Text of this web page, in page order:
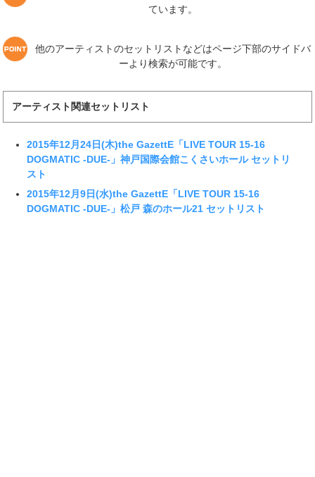
ています。
他のアーティストのセットリストなどはページ下部のサイドバ
ーより検索が可能です。
アーティスト関連セットリスト
2015年12月24日(木)the GazettE「LIVE TOUR 15-16
DOGMATIC -DUE-」神戸国際会館こくさいホール セットリ
スト
2015年12月9日(水)the GazettE「LIVE TOUR 15-16
DOGMATIC -DUE-」松戸 森のホール21 セットリスト